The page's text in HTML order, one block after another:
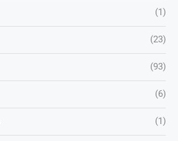
(1)
(23)
(93)
(6)
(1)